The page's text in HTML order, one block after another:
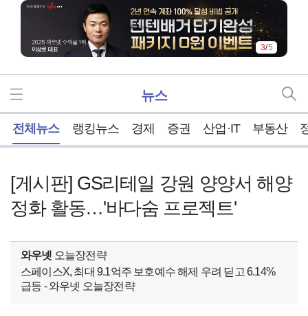
3/5
뉴스
전체뉴스 랭킹뉴스 경제 증권 산업·IT 부동산
[게시판] GS리테일 강원 양양서 해양
정화 활동…'바다숨 프로젝트'
와우넷 오늘장전략
스페이스X, 최대 9.1억주 보호예수 해제 우려 딛고 6.14%
급등 - 와우넷 오늘장전략